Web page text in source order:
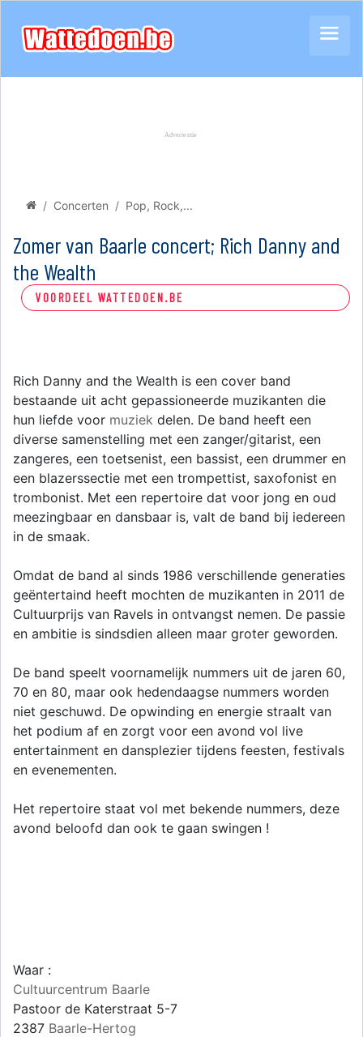
Concerten Pop, Rock,...
Zomer van Baarle concert; Rich Danny and
the Wealth
VOORDEEL WATTEDOEN.BE
Rich Danny and the Wealth is een cover band
bestaande uit acht gepassioneerde muzikanten die
hun liefde voor muziek delen. De band heeft een
diverse samenstelling met een zanger/gitarist, een
zangeres, een toetsenist, een bassist, een drummer en
een blazerssectie met een trompettist, saxofonist en
trombonist. Met een repertoire dat voor jong en oud
meezingbaar en dansbaar is, valt de band bij iedereen
in de smaak.
Omdat de band al sinds 1986 verschillende generaties
geëntertaind heeft mochten de muzikanten in 2011 de
Cultuurprijs van Ravels in ontvangst nemen. De passie
en ambitie is sindsdien alleen maar groter geworden.
De band speelt voornamelijk nummers uit de jaren 60,
70 en 80, maar ook hedendaagse nummers worden
niet geschuwd. De opwinding en energie straalt van
het podium af en zorgt voor een avond vol live
entertainment en dansplezier tijdens feesten, festivals
en evenementen.
Het repertoire staat vol met bekende nummers, deze
avond beloofd dan ook te gaan swingen !
Waar :
Cultuurcentrum Baarle
Pastoor de Katerstraat 5-7
2387 Baarle-Hertog